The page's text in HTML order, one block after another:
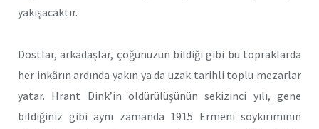
yakışacaktır.
Dostlar, arkadaşlar, çoğunuzun bildiği gibi bu topraklarda
her inkârın ardında yakın ya da uzak tarihli toplu mezarlar
yatar. Hrant Dink’in öldürülüşünün sekizinci yılı, gene
bildiğiniz gibi aynı zamanda 1915 Ermeni soykırımının